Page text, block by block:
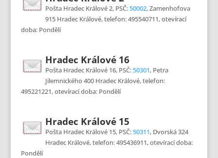
Pošta Hradec Králové 2, PSČ:50002, Zamenhofova
915 Hradec Králové, telefon: 495540711, otevírací
doba: Pondělí
Hradec Králové 16
Pošta Hradec Králové 16, PSČ:50301, Petra
Jilemnického 400 Hradec Králové, telefon:
495221221, otevírací doba: Pondělí
Hradec Králové 15
Pošta Hradec Králové 15, PSČ:50311, Dvorská 324
Hradec Králové, telefon: 495436911, otevírací doba:
Pondělí